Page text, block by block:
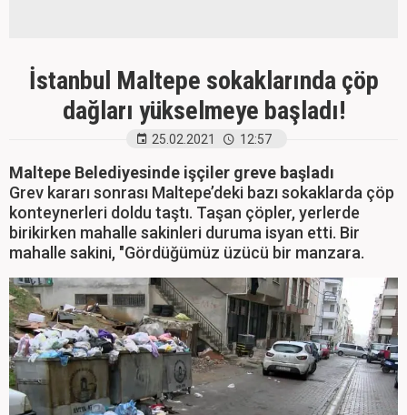
İstanbul Maltepe sokaklarında çöp
dağları yükselmeye başladı!
25.02.2021 12:57
Maltepe Belediyesinde işçiler greve başladı
Grev kararı sonrası Maltepe’deki bazı sokaklarda çöp
konteynerleri doldu taştı. Taşan çöpler, yerlerde
birikirken mahalle sakinleri duruma isyan etti. Bir
mahalle sakini, "Gördüğümüz üzücü bir manzara.